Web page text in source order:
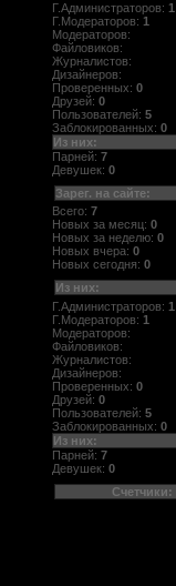
Г.Администраторов: 1
Г.Модераторов: 1
Модераторов:
Файловиков:
Журналистов:
Дизайнеров:
Проверенных: 0
Друзей: 0
Пользователей: 5
Заблокированных: 0
Из них:
Парней: 7
Девушек: 0
Зарег. на сайте:
Всего: 7
Новых за месяц: 0
Новых за неделю: 0
Новых вчера: 0
Новых сегодня: 0
Из них:
Г.Администраторов: 1
Г.Модераторов: 1
Модераторов:
Файловиков:
Журналистов:
Дизайнеров:
Проверенных: 0
Друзей: 0
Пользователей: 5
Заблокированных: 0
Из них:
Парней: 7
Девушек: 0
Счетчики: